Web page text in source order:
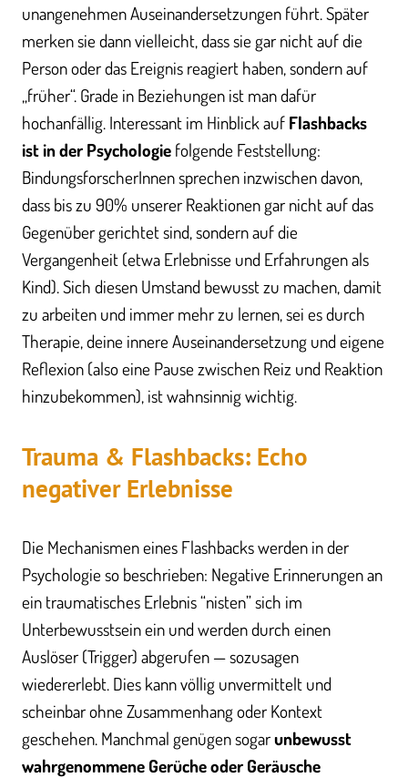
unangenehmen Auseinandersetzungen führt. Später
merken sie dann vielleicht, dass sie gar nicht auf die
Person oder das Ereignis reagiert haben, sondern auf
„früher“. Grade in Beziehungen ist man dafür
hochanfällig. Interessant im Hinblick auf Flashbacks
ist in der Psychologie folgende Feststellung:
BindungsforscherInnen sprechen inzwischen davon,
dass bis zu 90% unserer Reaktionen gar nicht auf das
Gegenüber gerichtet sind, sondern auf die
Vergangenheit (etwa Erlebnisse und Erfahrungen als
Kind). Sich diesen Umstand bewusst zu machen, damit
zu arbeiten und immer mehr zu lernen, sei es durch
Therapie, deine innere Auseinandersetzung und eigene
Reflexion (also eine Pause zwischen Reiz und Reaktion
hinzubekommen), ist wahnsinnig wichtig.
Trauma & Flashbacks: Echo
negativer Erlebnisse
Die Mechanismen eines Flashbacks werden in der
Psychologie so beschrieben: Negative Erinnerungen an
ein traumatisches Erlebnis “nisten” sich im
Unterbewusstsein ein und werden durch einen
Auslöser (Trigger) abgerufen — sozusagen
wiedererlebt. Dies kann völlig unvermittelt und
scheinbar ohne Zusammenhang oder Kontext
geschehen. Manchmal genügen sogarunbewusst
wahrgenommene Gerüche oder Geräusche